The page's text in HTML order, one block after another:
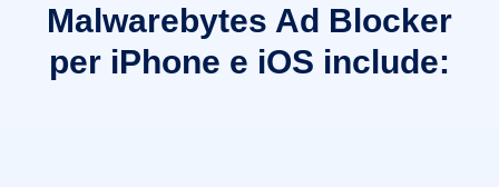
Malwarebytes Ad Blocker
per iPhone e iOS include: